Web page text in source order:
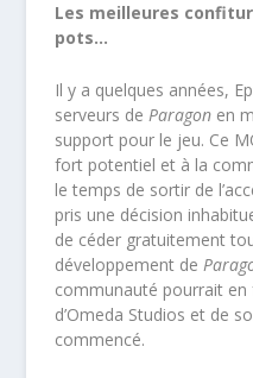
Les meilleures
pots…
Il y a quelques années,
serveurs de Paragon en
support pour le jeu. Ce
fort potentiel et à la
le temps de sortir de
pris une décision
de céder gratuitement
développement de
communauté pourrait en
d’Omeda Studios et de
commencé.